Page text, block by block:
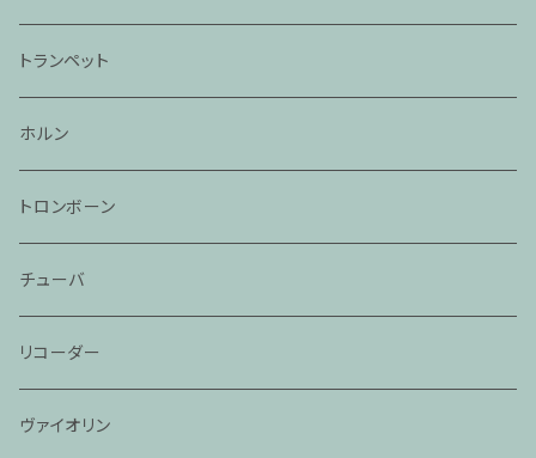
トランペット
ホルン
トロンボーン
チューバ
リコーダー
ヴァイオリン